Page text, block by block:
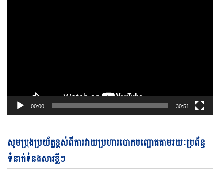
00:00 30:51
សូមប្រុងប្រយ័ត្នខ្ពស់ពីការវាយប្រហារបោកបញ្ឆោតតាមរយៈប្រព័ន្ធ
ទំនាក់ទំនងសារខ្លីៗ